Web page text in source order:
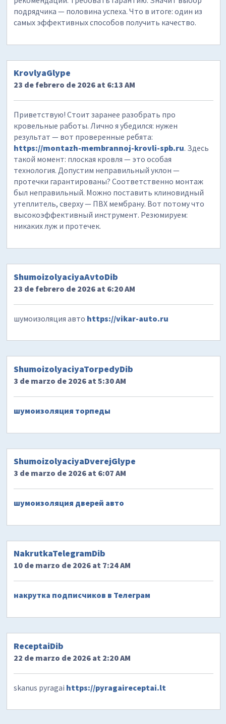
подрядчика — половина успеха. Что в итоге: один из
самых эффективных способов получить качество.
KrovlyaGlype
23 de febrero de 2026 at 6:13 AM
Приветствую! Стоит заранее разобрать про
кровельные работы. Лично я убедился: нужен
результат — вот проверенные ребята:
https://montazh-membrannoj-krovli-spb.ru. Здесь
такой момент: плоская кровля — это особая
технология. Допустим неправильный уклон —
протечки гарантированы? Соответственно монтаж
был неправильный. Можно поставить клиновидный
утеплитель, сверху — ПВХ мембрану. Вот потому что
высокоэффективный инструмент. Резюмируем:
никаких луж и протечек.
ShumoizolyaciyaAvtoDib
23 de febrero de 2026 at 6:20 AM
шумоизоляция авто https://vikar-auto.ru
ShumoizolyaciyaTorpedyDib
3 de marzo de 2026 at 5:30 AM
шумоизоляция торпеды
ShumoizolyaciyaDverejGlype
3 de marzo de 2026 at 6:07 AM
шумоизоляция дверей авто
NakrutkaTelegramDib
10 de marzo de 2026 at 7:24 AM
накрутка подписчиков в Телеграм
ReceptaiDib
22 de marzo de 2026 at 2:20 AM
skanus pyragai https://pyragaireceptai.lt